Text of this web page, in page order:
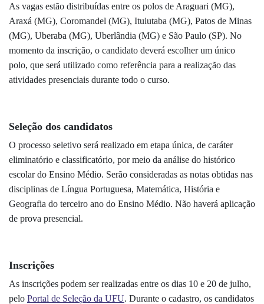
As vagas estão distribuídas entre os polos de Araguari (MG),
Araxá (MG), Coromandel (MG), Ituiutaba (MG), Patos de Minas
(MG), Uberaba (MG), Uberlândia (MG) e São Paulo (SP). No
momento da inscrição, o candidato deverá escolher um único
polo, que será utilizado como referência para a realização das
atividades presenciais durante todo o curso.
Seleção dos candidatos
O processo seletivo será realizado em etapa única, de caráter
eliminatório e classificatório, por meio da análise do histórico
escolar do Ensino Médio. Serão consideradas as notas obtidas nas
disciplinas de Língua Portuguesa, Matemática, História e
Geografia do terceiro ano do Ensino Médio. Não haverá aplicação
de prova presencial.
Inscrições
As inscrições podem ser realizadas entre os dias 10 e 20 de julho,
pelo Portal de Seleção da UFU. Durante o cadastro, os candidatos